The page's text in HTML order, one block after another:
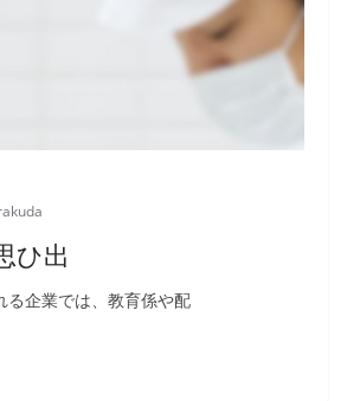
ひ出
る企業では、教育係や配